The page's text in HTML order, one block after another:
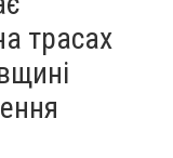
трасах